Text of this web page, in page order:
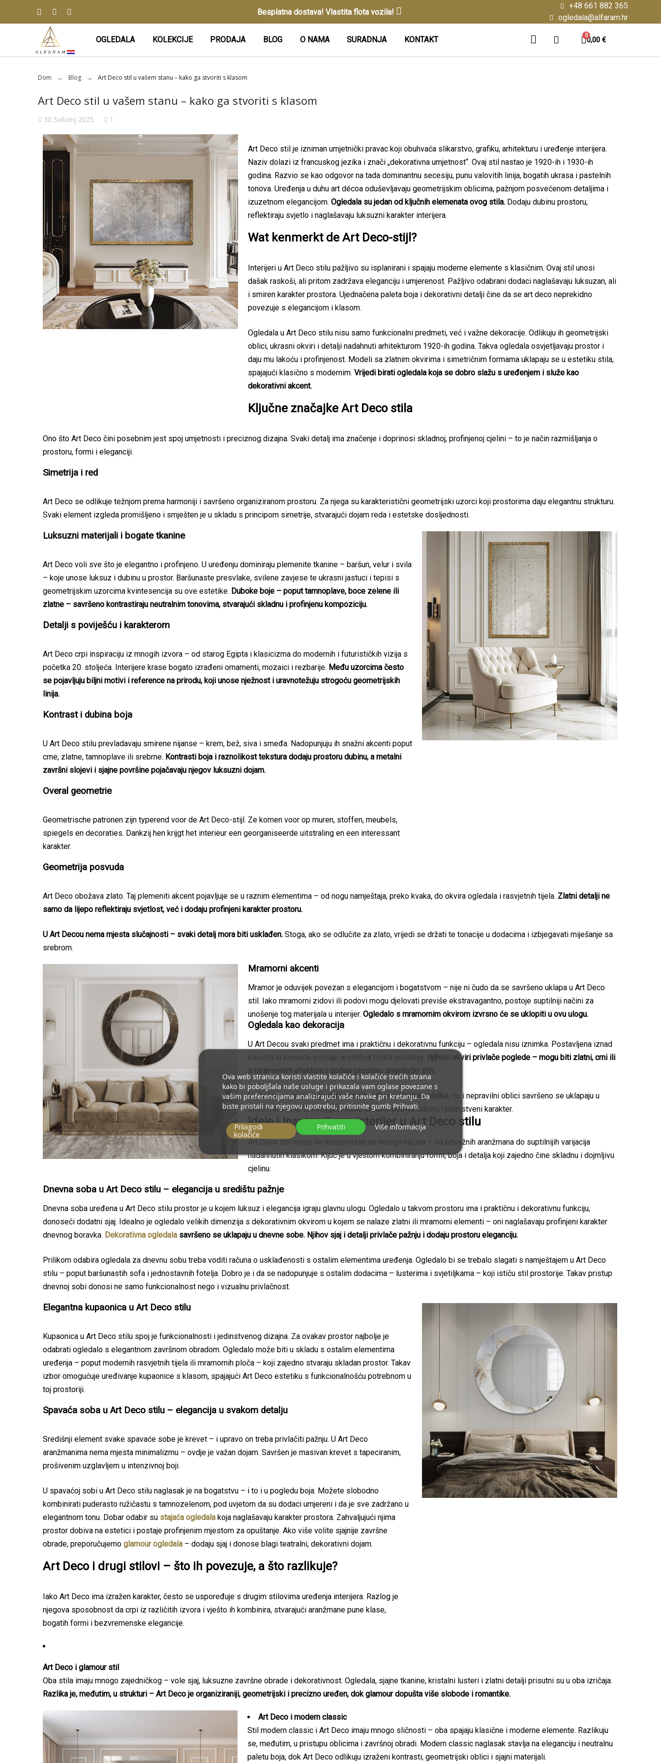
Besplatna dostava! Vlastita flota vozila!
+48 661 882 365
ogledala@alfaram.hr
OGLEDALA KOLEKCIJE PRODAJA BLOG O NAMA SURADNJA KONTAKT 0,00 €
Dom Blog Art Deco stil u vašem stanu – kako ga stvoriti s klasom
Art Deco stil u vašem stanu – kako ga stvoriti s klasom
30 Svibanj 2025 1
Art Deco stil je izniman umjetnički pravac koji obuhvaća slikarstvo, grafiku, arhitekturu i uređenje interijera.
Naziv dolazi iz francuskog jezika i znači „dekorativna umjetnost“. Ovaj stil nastao je 1920-ih i 1930-ih
godina. Razvio se kao odgovor na tada dominantnu secesiju, punu valovitih linija, bogatih ukrasa i pastelnih
tonova. Uređenja u duhu art décoa oduševljavaju geometrijskim oblicima, pažnjom posvećenom detaljima i
izuzetnom elegancijom. Ogledala su jedan od ključnih elemenata ovog stila.Dodaju dubinu prostoru,
reflektiraju svjetlo i naglašavaju luksuzni karakter interijera.
Wat kenmerkt de Art Deco-stijl?
Interijeri u Art Deco stilu pažljivo su isplanirani i spajaju moderne elemente s klasičnim. Ovaj stil unosi
dašak raskoši, ali pritom zadržava eleganciju i umjerenost. Pažljivo odabrani dodaci naglašavaju luksuzan, ali
i smiren karakter prostora. Ujednačena paleta boja i dekorativni detalji čine da se art deco neprekidno
povezuje s elegancijom i klasom.
Ogledala u Art Deco stilu nisu samo funkcionalni predmeti, već i važne dekoracije. Odlikuju ih geometrijski
oblici, ukrasni okviri i detalji nadahnuti arhitekturom 1920-ih godina. Takva ogledala osvjetljavaju prostor i
daju mu lakoću i profinjenost. Modeli sa zlatnim okvirima i simetričnim formama uklapaju se u estetiku stila,
spajajući klasično s modernim. Vrijedi birati ogledala koja se dobro slažu s uređenjem i služe kao
dekorativni akcent.
Ključne značajke Art Deco stila
Ono što Art Deco čini posebnim jest spoj umjetnosti i preciznog dizajna. Svaki detalj ima značenje i doprinosi skladnoj, profinjenoj cjelini – to je način razmišljanja o
prostoru, formi i eleganciji.
Simetrija i red
Art Deco se odlikuje težnjom prema harmoniji i savršeno organiziranom prostoru. Za njega su karakteristični geometrijski uzorci koji prostorima daju elegantnu strukturu.
Svaki element izgleda promišljeno i smješten je u skladu s principom simetrije, stvarajući dojam reda i estetske dosljednosti.
Luksuzni materijali i bogate tkanine
Art Deco voli sve što je elegantno i profinjeno. U uređenju dominiraju plemenite tkanine – baršun, velur i svila
– koje unose luksuz i dubinu u prostor. Baršunaste presvlake, svilene zavjese te ukrasni jastuci i tepisi s
geometrijskim uzorcima kvintesencija su ove estetike. Duboke boje – poput tamnoplave, boce zelene ili
zlatne – savršeno kontrastiraju neutralnim tonovima, stvarajući skladnu i profinjenu kompoziciju.
Detalji s poviješću i karakterom
Art Deco crpi inspiraciju iz mnogih izvora – od starog Egipta i klasicizma do modernih i futurističkih vizija s
početka 20. stoljeća. Interijere krase bogato izrađeni ornamenti, mozaici i rezbarije. Među uzorcima često
se pojavljuju biljni motivi i reference na prirodu, koji unose nježnost i uravnotežuju strogoću geometrijskih
linija.
Kontrast i dubina boja
U Art Deco stilu prevladavaju smirene nijanse – krem, bež, siva i smeđa. Nadopunjuju ih snažni akcenti poput
crne, zlatne, tamnoplave ili srebrne. Kontrasti boja i raznolikost tekstura dodaju prostoru dubinu, a metalni
završni slojevi i sjajne površine pojačavaju njegov luksuzni dojam.
Overal geometrie
Geometrische patronen zijn typerend voor de Art Deco-stijl. Ze komen voor op muren, stoffen, meubels,
spiegels en decoraties. Dankzij hen krijgt het interieur een georganiseerde uitstraling en een interessant
karakter.
Geometrija posvuda
Art Deco obožava zlato. Taj plemeniti akcent pojavljuje se u raznim elementima – od nogu namještaja, preko kvaka, do okvira ogledala i rasvjetnih tijela. Zlatni detalji ne
samo da lijepo reflektiraju svjetlost, već i dodaju profinjeni karakter prostoru.
U Art Decou nema mjesta slučajnosti – svaki detalj mora biti usklađen. Stoga, ako se odlučite za zlato, vrijedi se držati te tonacije u dodacima i izbjegavati miješanje sa
srebrom.
Mramorni akcenti
Mramor je oduvijek povezan s elegancijom i bogatstvom – nije ni čudo da se savršeno uklapa u Art Deco
stil. Iako mramorni zidovi ili podovi mogu djelovati previše ekstravagantno, postoje suptilniji načini za
unošenje tog materijala u interijer. Ogledalo s mramornim okvirom izvrsno će se uklopiti u ovu ulogu.
Ogledala kao dekoracija
U Art Decou svaki predmet ima i praktičnu i dekorativnu funkciju – ogledala nisu iznimka. Postavljena iznad
kreveta ili komode postaju središnja točka uređenja.
Njihovi okviri privlače poglede – mogu biti zlatni, crni ili
s mramornim efektom i dodaju prostoru umjetnički štih.
Najčešće se birajuogledala okruglog ili pravokutnog oblika, no i nepravilni oblici savršeno se uklapaju u
atmosferu stila. Zahvaljujući njima prostor dobiva dubinu i jedinstveni karakter.
Ideje i inspiracije za interijer u Art Deco stilu
Art Deco stil može se interpretirati na mnogo načina – od odvažnih aranžmana do suptilnijih varijacija
nadahnutih klasikom. Ključ je u vještom kombiniranju formi, boja i detalja koji zajedno čine skladnu i dojmljivu
cjelinu.
Dnevna soba u Art Deco stilu – elegancija u središtu pažnje
Dnevna soba uređena u Art Deco stilu prostor je u kojem luksuz i elegancija igraju glavnu ulogu. Ogledalo u takvom prostoru ima i praktičnu i dekorativnu funkciju,
donoseći dodatni sjaj. Idealno je ogledalo velikih dimenzija s dekorativnim okvirom u kojem se nalaze zlatni ili mramorni elementi – oni naglašavaju profinjeni karakter
dnevnog boravka. Dekorativna ogledala savršeno se uklapaju u dnevne sobe. Njihov sjaj i detalji privlače pažnju i dodaju prostoru eleganciju.
Prilikom odabira ogledala za dnevnu sobu treba voditi računa o usklađenosti s ostalim elementima uređenja. Ogledalo bi se trebalo slagati s namještajem u Art Deco
stilu – poput baršunastih sofa i jednostavnih fotelja. Dobro je i da se nadopunjuje s ostalim dodacima – lusterima i svjetiljkama – koji ističu stil prostorije. Takav pristup
dnevnoj sobi donosi ne samo funkcionalnost nego i vizualnu privlačnost.
Elegantna kupaonica u Art Deco stilu
Kupaonica u Art Deco stilu spoj je funkcionalnosti i jedinstvenog dizajna. Za ovakav prostor najbolje je
odabrati ogledalo s elegantnom završnom obradom. Ogledalo može biti u skladu s ostalim elementima
uređenja – poput modernih rasvjetnih tijela ili mramornih ploča – koji zajedno stvaraju skladan prostor. Takav
izbor omogućuje uređivanje kupaonice s klasom, spajajući Art Deco estetiku s funkcionalnošću potrebnom u
toj prostoriji.
Spavaća soba u Art Deco stilu – elegancija u svakom detalju
Središnji element svake spavaće sobe je krevet – i upravo on treba privlačiti pažnju. U Art Deco
aranžmanima nema mjesta minimalizmu – ovdje je važan dojam. Savršen je masivan krevet s tapeciranim,
prošivenim uzglavljem u intenzivnoj boji.
U spavaćoj sobi u Art Deco stilu naglasak je na bogatstvu – i to i u pogledu boja. Možete slobodno
kombinirati puderasto ružičastu s tamnozelenom, pod uvjetom da su dodaci umjereni i da je sve zadržano u
elegantnom tonu. Dobar odabir su stajaća ogledala koja naglašavaju karakter prostora. Zahvaljujući njima
prostor dobiva na estetici i postaje profinjenim mjestom za opuštanje. Ako više volite sjajnije završne
obrade, preporučujemoglamour ogledala – dodaju sjaj i donose blagi teatralni, dekorativni dojam.
Art Deco i drugi stilovi – što ih povezuje, a što razlikuje?
Iako Art Deco ima izražen karakter, često se uspoređuje s drugim stilovima uređenja interijera. Razlog je
njegova sposobnost da crpi iz različitih izvora i vješto ih kombinira, stvarajući aranžmane pune klase,
bogatih formi i bezvremenske elegancije.
Art Deco i glamour stil
Oba stila imaju mnogo zajedničkog – vole sjaj, luksuzne završne obrade i dekorativnost. Ogledala, sjajne tkanine, kristalni lusteri i zlatni detalji prisutni su u oba izričaja.
Razlika je, međutim, u strukturi – Art Deco je organiziraniji, geometrijski i precizno uređen, dok glamour dopušta više slobode i romantike.
Art Deco i modern classic
Stil modern classic i Art Deco imaju mnogo sličnosti – oba spajaju klasične i moderne elemente. Razlikuju
se, međutim, u pristupu oblicima i završnoj obradi. Modern classic naglasak stavlja na eleganciju i neutralnu
paletu boja, dok Art Deco odlikuju izraženi kontrasti, geometrijski oblici i sjajni materijali.
Ova web stranica koristi vlastite kolačiće i kolačiće trećih strana
kako bi poboljšala naše usluge i prikazala vam oglase povezane s
vašim preferencijama analizirajući vaše navike pri kretanju. Da
biste pristali na njegovu upotrebu, pritisnite gumb Prihvati.
Više informacija
Prilagodi
kolačiće
Prihvatiti